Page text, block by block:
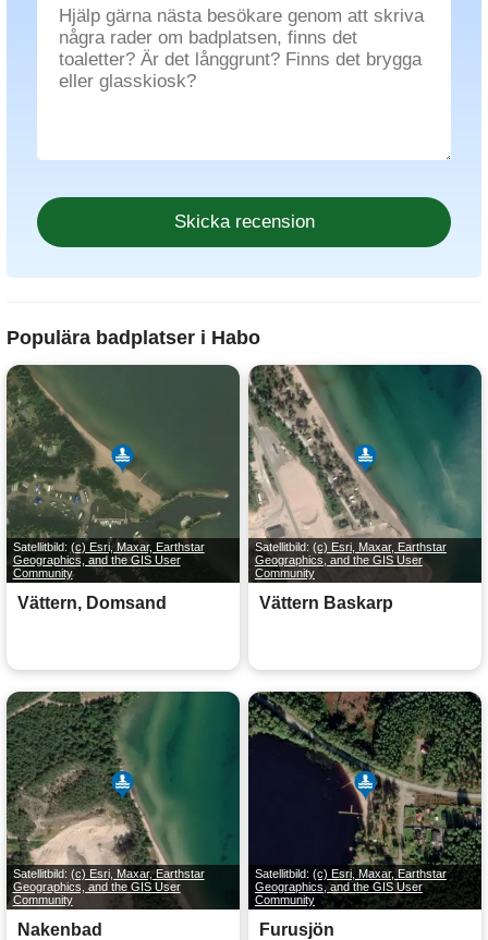
Populära badplatser i Habo
Satellitbild: (c) Esri, Maxar, Earthstar
Geographics, and the GIS User
Community
Vättern, Domsand
Satellitbild: (c) Esri, Maxar, Earthstar
Geographics, and the GIS User
Community
Vättern Baskarp
Satellitbild: (c) Esri, Maxar, Earthstar
Geographics, and the GIS User
Community
Nakenbad
Satellitbild: (c) Esri, Maxar, Earthstar
Geographics, and the GIS User
Community
Furusjön